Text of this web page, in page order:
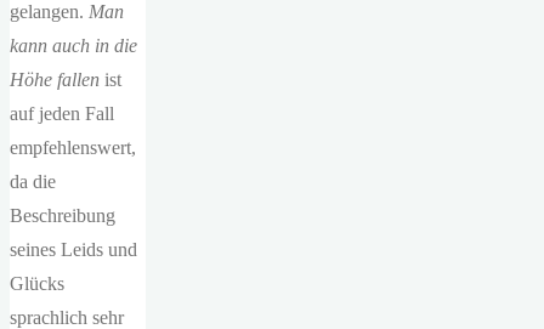
gelangen. Man
kann auch in die
Höhe fallen ist
auf jeden Fall
empfehlenswert,
da die
Beschreibung
seines Leids und
Glücks
sprachlich sehr